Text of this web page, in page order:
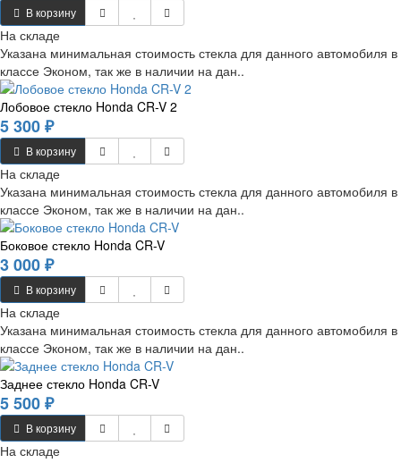
В корзину
На складе
Указана минимальная стоимость стекла для данного автомобиля в
классе Эконом, так же в наличии на дан..
Лобовое стекло Honda CR-V 2
5 300 ₽
В корзину
На складе
Указана минимальная стоимость стекла для данного автомобиля в
классе Эконом, так же в наличии на дан..
Боковое стекло Honda CR-V
3 000 ₽
В корзину
На складе
Указана минимальная стоимость стекла для данного автомобиля в
классе Эконом, так же в наличии на дан..
Заднее стекло Honda CR-V
5 500 ₽
В корзину
На складе